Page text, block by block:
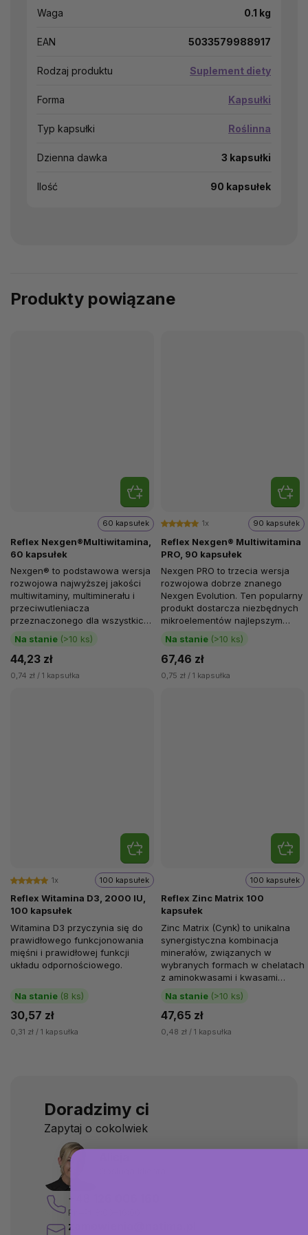
Waga 0.1 kg
EAN 5033579988917
Rodzaj produktu Suplement diety
Forma Kapsułki
Typ kapsułki Roślinna
Dzienna dawka 3 kapsułki
Ilość 90 kapsułek
Produkty powiązane
Reflex Nexgen®Multiwitamina,
60 kapsułek
Na stanie (>10 ks)
60 kapsułek
44,23 zł
0,74 zł / 1 kapsułka
Nexgen® to podstawowa wersja
rozwojowa najwyższej jakości
multiwitaminy, multiminerału i
przeciwutleniacza
przeznaczonego dla wszystkich
aktywnych osób. Nowy Nexgen®
zawiera...
Reflex Nexgen® Multiwitamina
PRO, 90 kapsułek
1x
Na stanie (>10 ks)
90 kapsułek
67,46 zł
0,75 zł / 1 kapsułka
Nexgen PRO to trzecia wersja
rozwojowa dobrze znanego
Nexgen Evolution. Ten popularny
produkt dostarcza niezbędnych
mikroelementów najlepszym
sportowcom tydzień po
tygodniu!...
Reflex Witamina D3, 2000 IU,
100 kapsułek
1x
Na stanie (8 ks)
100 kapsułek
30,57 zł
0,31 zł / 1 kapsułka
Witamina D3 przyczynia się do
prawidłowego funkcjonowania
mięśni i prawidłowej funkcji
układu odpornościowego.
Reflex Zinc Matrix 100
kapsułek
Na stanie (>10 ks)
100 kapsułek
47,65 zł
0,48 zł / 1 kapsułka
Zinc Matrix (Cynk) to unikalna
synergistyczna kombinacja
minerałów, związanych w
wybranych formach w chelatach
z aminokwasami i kwasami
organicznymi, zaprojektowana w
celu...
Doradzimy ci
Zapytaj o cokolwiek
+48
Pn–Pt 8:00–16:00
zamowienia@natima.pl